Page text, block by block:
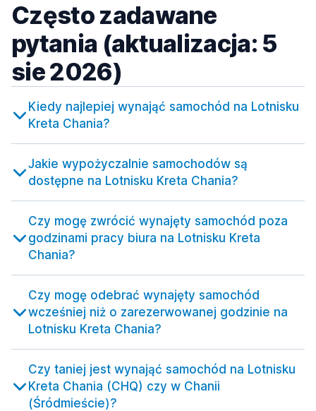
Często zadawane
pytania (aktualizacja: 5
sie 2026)
Kiedy najlepiej wynająć samochód na Lotnisku
Kreta Chania?
Jakie wypożyczalnie samochodów są
dostępne na Lotnisku Kreta Chania?
Czy mogę zwrócić wynajęty samochód poza
godzinami pracy biura na Lotnisku Kreta
Chania?
Czy mogę odebrać wynajęty samochód
wcześniej niż o zarezerwowanej godzinie na
Lotnisku Kreta Chania?
Czy taniej jest wynająć samochód na Lotnisku
Kreta Chania (CHQ) czy w Chanii
(Śródmieście)?